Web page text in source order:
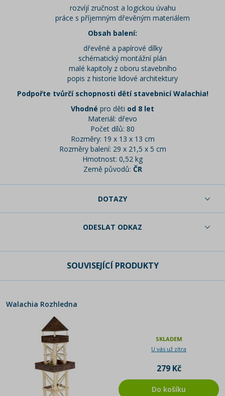
rozvíjí zručnost a logickou úvahu
práce s příjemným dřevěným materiálem
Obsah balení:
dřevěné a papírové dílky
schématický montážní plán
malé kapitoly z oboru stavebního
popis z historie lidové architektury
Podpořte tvůrčí schopnosti dětí stavebnicí Walachia!
Vhodné pro děti od 8 let
Materiál: dřevo
Počet dílů: 80
Rozměry: 19 x 13 x 13 cm
Rozměry balení: 29 x 21,5 x 5 cm
Hmotnost: 0,52 kg
Země původů: ČR
DOTAZY
ODESLAT ODKAZ
SOUVISEJÍCÍ PRODUKTY
Walachia Rozhledna
SKLADEM
U vás už zítra
279 Kč
Do košíku